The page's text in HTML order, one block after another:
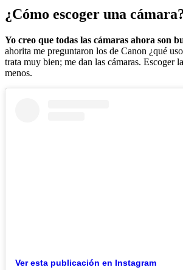
¿Cómo escoger una
Yo creo que todas las cámaras ahora son
ahorita me preguntaron los de Canon ¿qué
trata muy bien; me dan las cámaras. Escoger
menos.
Ver esta publicación en Instagram